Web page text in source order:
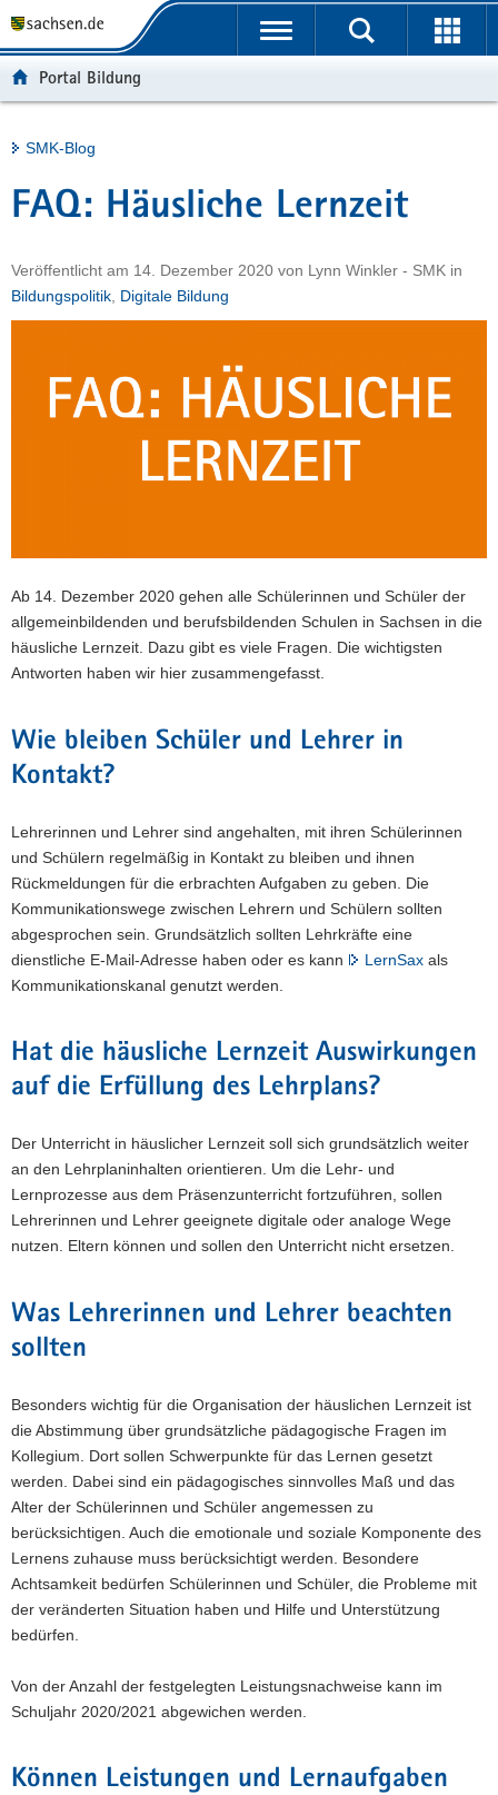
t
b
g
r
e
g
a
t
i
n
u
n
l
t
e
v
c
Portalübergreifende
Portal Bildung
Hauptinhalt
SMK-Blog
FAQ: Häusliche Lernzeit
Veröffentlicht am 14. Dezember 2020 von Lynn Winkler - SMK in
Bildungspolitik Digitale Bildung
Ab 14. Dezember 2020 gehen alle Schülerinnen und Schüler der
allgemeinbildenden und berufsbildenden Schulen in Sachsen in die
häusliche Lernzeit. Dazu gibt es viele Fragen. Die wichtigsten
Antworten haben wir hier zusammengefasst.
Wie bleiben Schüler und Lehrer in
Kontakt?
Lehrerinnen und Lehrer sind angehalten, mit ihren Schülerinnen
und Schülern regelmäßig in Kontakt zu bleiben und ihnen
Rückmeldungen für die erbrachten Aufgaben zu geben. Die
Kommunikationswege zwischen Lehrern und Schülern sollten
abgesprochen sein. Grundsätzlich sollten Lehrkräfte eine
dienstliche E-Mail-Adresse haben oder es kann
LernSax als
Kommunikationskanal genutzt werden.
Hat die häusliche Lernzeit Auswirkungen
auf die Erfüllung des Lehrplans?
Der Unterricht in häuslicher Lernzeit soll sich grundsätzlich weiter
an den Lehrplaninhalten orientieren. Um die Lehr- und
Lernprozesse aus dem Präsenzunterricht fortzuführen, sollen
Lehrerinnen und Lehrer geeignete digitale oder analoge Wege
nutzen. Eltern können und sollen den Unterricht nicht ersetzen.
Was Lehrerinnen und Lehrer beachten
sollten
Besonders wichtig für die Organisation der häuslichen Lernzeit ist
die Abstimmung über grundsätzliche pädagogische Fragen im
Kollegium. Dort sollen Schwerpunkte für das Lernen gesetzt
werden. Dabei sind ein pädagogisches sinnvolles Maß und das
Alter der Schülerinnen und Schüler angemessen zu
berücksichtigen. Auch die emotionale und soziale Komponente des
Lernens zuhause muss berücksichtigt werden. Besondere
Achtsamkeit bedürfen Schülerinnen und Schüler, die Probleme mit
der veränderten Situation haben und Hilfe und Unterstützung
bedürfen.
Von der Anzahl der festgelegten Leistungsnachweise kann im
Schuljahr 2020/2021 abgewichen werden.
Können Leistungen und Lernaufgaben